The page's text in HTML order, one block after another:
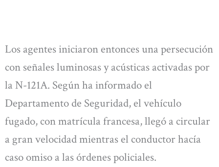
Los agentes iniciaron entonces una persecución
con señales luminosas y acústicas activadas por
la N-121A. Según ha informado el
Departamento de Seguridad, el vehículo
fugado, con matrícula francesa, llegó a circular
a gran velocidad mientras el conductor hacía
caso omiso a las órdenes policiales.